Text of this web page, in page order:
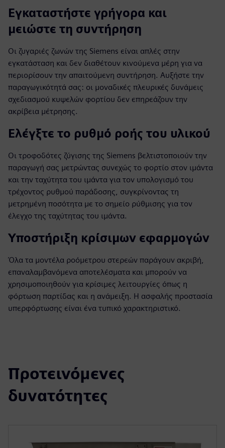
Εγκαταστήστε γρήγορα και
μειώστε τη συντήρηση
Οι ζυγαριές ζωνών της Siemens είναι απλές στην
εγκατάσταση και δεν διαθέτουν κινούμενα μέρη για να
περιορίσουν την απαιτούμενη συντήρηση. Αυξήστε την
παραγωγικότητά σας: οι μοναδικές πλευρικές δυνάμεις
σχεδιασμού κυψελών φορτίου δεν επηρεάζουν την
ακρίβεια μέτρησης.
Ελέγξτε το ρυθμό ροής του υλικού
Οι τροφοδότες ζύγισης της Siemens βελτιστοποιούν την
παραγωγή σας μετρώντας συνεχώς το φορτίο στον ιμάντα
και την ταχύτητα του ιμάντα για τον υπολογισμό του
τρέχοντος ρυθμού παράδοσης, συγκρίνοντας τη
μετρημένη ποσότητα με το σημείο ρύθμισης για τον
έλεγχο της ταχύτητας του ιμάντα.
Υποστήριξη κρίσιμων εφαρμογών
Όλα τα μοντέλα ροόμετρου στερεών παράγουν ακριβή,
επαναλαμβανόμενα αποτελέσματα και μπορούν να
χρησιμοποιηθούν για κρίσιμες λειτουργίες όπως η
φόρτωση παρτίδας και η ανάμειξη. Η ασφαλής προστασία
υπερφόρτωσης είναι ένα τυπικό χαρακτηριστικό.
Προτεινόμενες
δυνατότητες